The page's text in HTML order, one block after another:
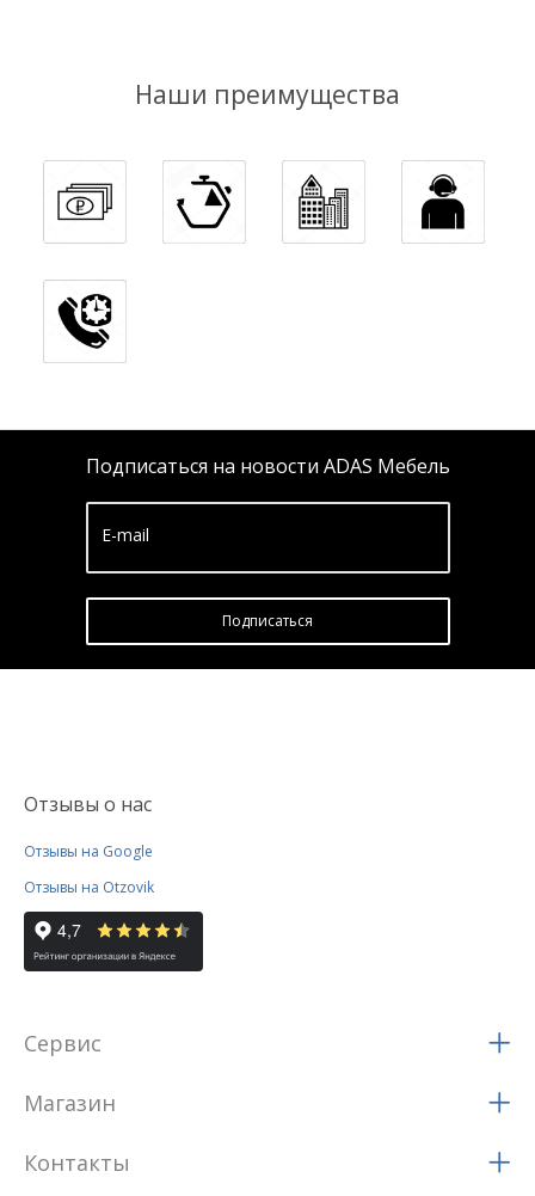
Наши преимущества
Подписаться на новости ADAS Мебель
E-mail
Подписатьcя
Отзывы о нас
Отзывы на Google
Отзывы на Otzovik
Сервис
Магазин
Контакты